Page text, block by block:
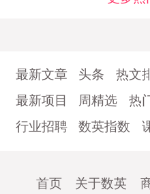
最新文章 头条 热文
最新项目
周精选 热
行业招聘
数英指数
首页 关于数英